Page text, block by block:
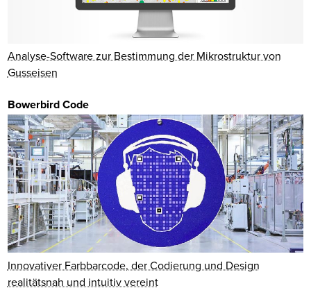
Analyse-Software zur Bestimmung der Mikrostruktur von
Gusseisen
Bowerbird Code
Innovativer Farbbarcode, der Codierung und Design
realitätsnah und intuitiv vereint